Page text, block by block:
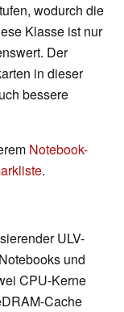
wodurch die
Klasse ist nur
Der
in dieser
bessere
Notebook-
.
ULV-
und
CPU-Kerne
Cache